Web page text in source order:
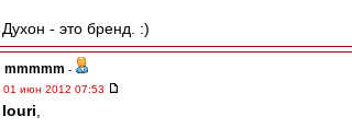
Духон - это бренд. :)
mmmmm -
01 июн 2012 07:53
Iouri